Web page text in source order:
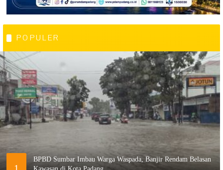
POPULER
BPBD Sumbar Imbau Warga Waspada, Banjir Rendam Belasan